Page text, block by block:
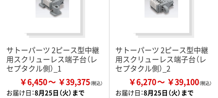
サトーパーツ 2ピース型中継
用スクリューレス端子台（レ
セプタクル側）_1
￥6,450 ￥39,375
お届け日：8月25日（火）まで
サトーパーツ 2ピース型中継
用スクリューレス端子台（レ
セプタクル側）_2
￥6,270 ￥39,100
お届け日：8月25日（火）まで